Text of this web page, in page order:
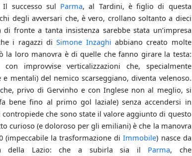
successo sul Parma, al Tardini, è figlio di questa
degli avversari che, è vero, crollano soltanto a dieci
fronte a tanta insistenza sarebbe stata un’impresa
i ragazzi diSimone Inzaghi abbiano creato molte
la loro manovra è di quelle che fanno girare la testa:
improvvise verticalizzazioni che, specialmente
mentali) del nemico scarseggiano, diventa velenoso.
che, privo di Gervinho e con Inglese non al meglio, si
bene fino al primo gol laziale) senza accendersi in
che sono state il valore aggiunto di questo
curioso (e doloroso per gli emiliani) è che la manovra
(impeccabile la trasformazione diImmobile) nasce da
della Lazio: che a subirla sia il Parma, che